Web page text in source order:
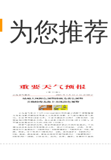
为您推荐